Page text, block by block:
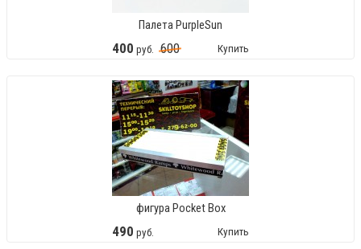
Палета PurpleSun
400 руб. 600 Купить
фигура Pocket Box
490 руб. Купить